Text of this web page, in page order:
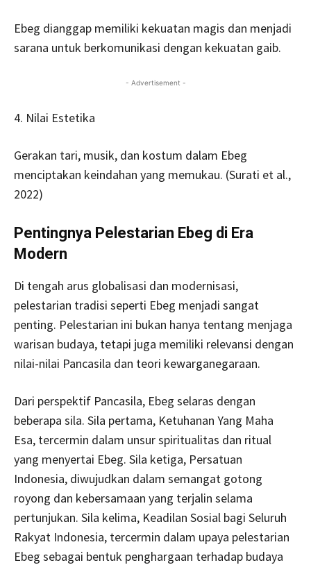
Ebeg dianggap memiliki kekuatan magis dan menjadi
sarana untuk berkomunikasi dengan kekuatan gaib.
- Advertisement -
4. Nilai Estetika
Gerakan tari, musik, dan kostum dalam Ebeg
menciptakan keindahan yang memukau. (Surati et al.,
2022)
Pentingnya Pelestarian Ebeg di Era
Modern
Di tengah arus globalisasi dan modernisasi,
pelestarian tradisi seperti Ebeg menjadi sangat
penting. Pelestarian ini bukan hanya tentang menjaga
warisan budaya, tetapi juga memiliki relevansi dengan
nilai-nilai Pancasila dan teori kewarganegaraan.
Dari perspektif Pancasila, Ebeg selaras dengan
beberapa sila. Sila pertama, Ketuhanan Yang Maha
Esa, tercermin dalam unsur spiritualitas dan ritual
yang menyertai Ebeg. Sila ketiga, Persatuan
Indonesia, diwujudkan dalam semangat gotong
royong dan kebersamaan yang terjalin selama
pertunjukan. Sila kelima, Keadilan Sosial bagi Seluruh
Rakyat Indonesia, tercermin dalam upaya pelestarian
Ebeg sebagai bentuk penghargaan terhadap budaya